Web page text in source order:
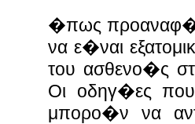
�πως
να ε�ναι
του ασθενο�ς
Οι οδηγ�ες
μπορο�ν να